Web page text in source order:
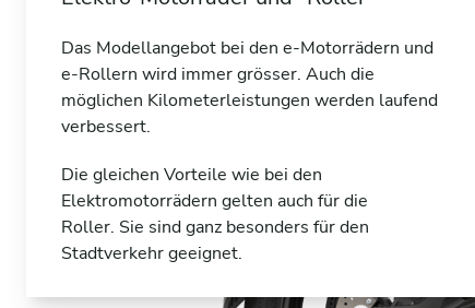
Das Modellangebot bei den e-Motorrädern und
e-Rollern wird immer grösser. Auch die
möglichen Kilometerleistungen werden laufend
verbessert.
Die gleichen Vorteile wie bei den
Elektromotorrädern gelten auch für die
Roller. Sie sind ganz besonders für den
Stadtverkehr geeignet.